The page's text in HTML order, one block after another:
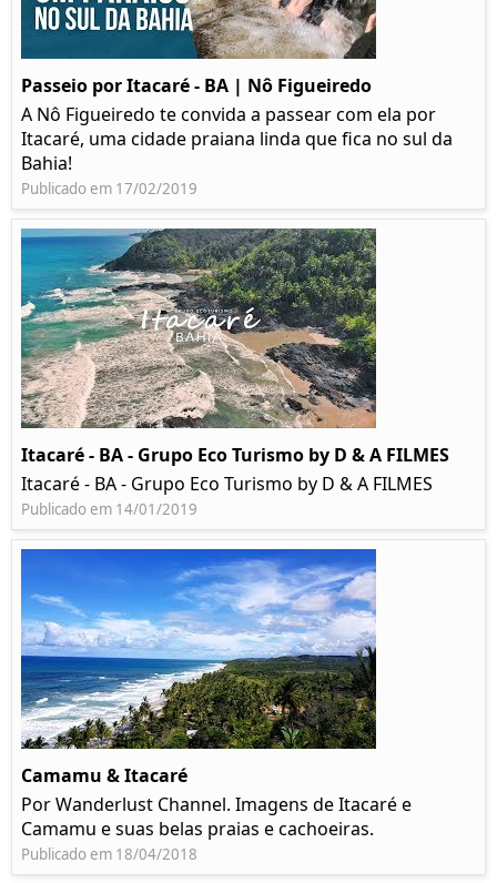
Passeio por Itacaré - BA | Nô Figueiredo
A Nô Figueiredo te convida a passear com ela por
Itacaré, uma cidade praiana linda que fica no sul da
Bahia!
Publicado em 17/02/2019
Itacaré - BA - Grupo Eco Turismo by D & A FILMES
Itacaré - BA - Grupo Eco Turismo by D & A FILMES
Publicado em 14/01/2019
Camamu & Itacaré
Por Wanderlust Channel. Imagens de Itacaré e
Camamu e suas belas praias e cachoeiras.
Publicado em 18/04/2018